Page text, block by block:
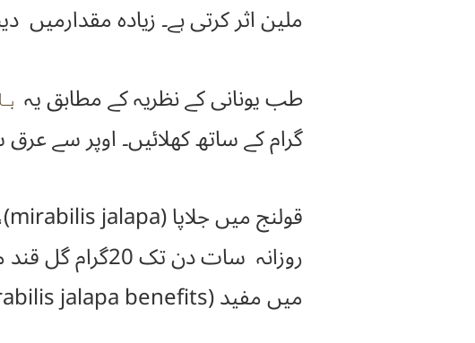
ملین اثر کرتی ہے۔ زیادہ
طب یونانی کے نظریہ کے مطابق یہ
گرام کے ساتھ کھلائیں۔ اوپر سے عرق سونف100گرام نیم گرم پلا دیں۔ حاملہ کو کبھی بھی استعمال
میں مفید (mirabilis jalapa benefits) ہے۔